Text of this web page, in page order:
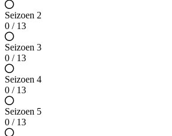
Seizoen 2
0 / 13
Seizoen 3
0 / 13
Seizoen 4
0 / 13
Seizoen 5
0 / 13